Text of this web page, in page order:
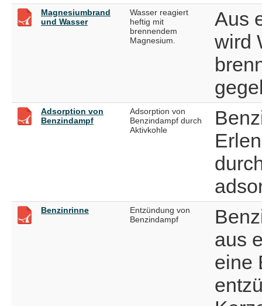
Magnesiumbrand
und Wasser
Wasser reagiert
heftig mit
brennendem
Magnesium.
Aus
wird
Adsorption von
Benzindampf
Adsorption von
Benzindampf durch
Aktivkohle
Benzinrinne
Entzündung von
Benzindampf
aus
eine